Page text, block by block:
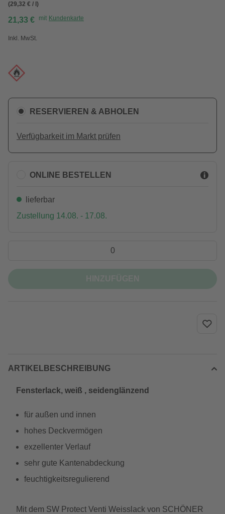
(29,32 € / l)
21,33 € mit Kundenkarte
Inkl. MwSt.
RESERVIEREN & ABHOLEN
Verfügbarkeit im Markt prüfen
ONLINE BESTELLEN
lieferbar
Zustellung 14.08. - 17.08.
ARTIKELBESCHREIBUNG
Fensterlack, weiß , seidenglänzend
für außen und innen
hohes Deckvermögen
exzellenter Verlauf
sehr gute Kantenabdeckung
feuchtigkeitsregulierend
Mit dem SW Protect Venti Weisslack von SCHÖNER